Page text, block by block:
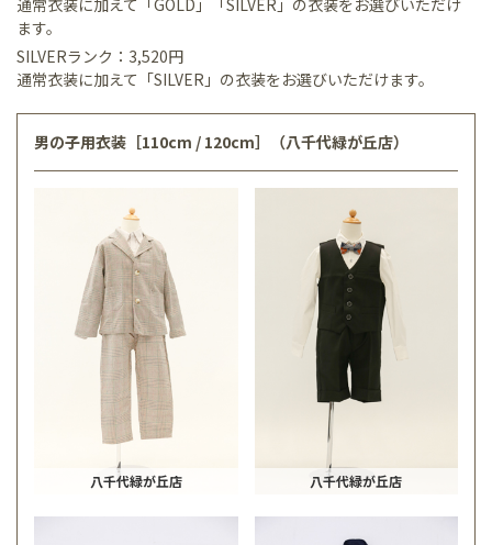
ます。
SILVERランク：3,520円
通常衣装に加えて「SILVER」の衣装をお選びいただけます。
男の子用衣装［110cm / 120cm］（八千代緑が丘店）
八千代緑が丘店 八千代緑が丘店